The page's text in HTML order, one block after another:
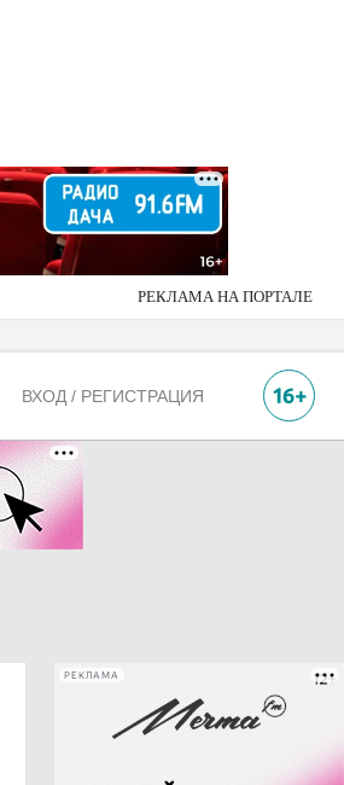
РЕКЛАМА НА ПОРТАЛЕ
ВХОД / РЕГИСТРАЦИЯ
РЕКЛАМА